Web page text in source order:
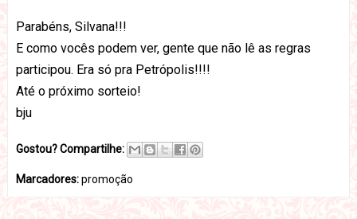
Parabéns, Silvana!!!
E como vocês podem ver, gente que não lê as regras
participou. Era só pra Petrópolis!!!!
Até o próximo sorteio!
bju
Gostou? Compartilhe:
Marcadores:promoção